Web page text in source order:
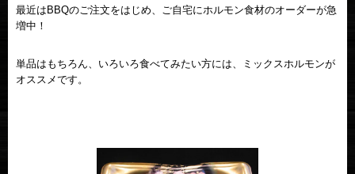
最近はBBQのご注文をはじめ、ご自宅にホルモン食材のオーダーが急
増中！
単品はもちろん、いろいろ食べてみたい方には、ミックスホルモンが
オススメです。